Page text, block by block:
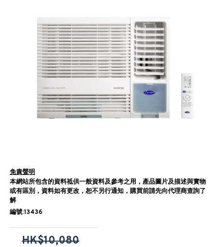
免責聲明
本網站所包含的資料祗供一般資料及參考之用，產品圖片及描述與實物
或有區別，資料如有更改，恕不另行通知，購買前請先向代理商查詢了
解
編號:13436
HK$10,080